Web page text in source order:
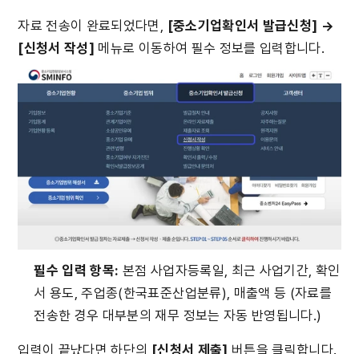
자료 전송이 완료되었다면, [중소기업확인서 발급신청] →
[신청서 작성] 메뉴로 이동하여 필수 정보를 입력합니다.
필수 입력 항목: 본점 사업자등록일, 최근 사업기간, 확인
서 용도, 주업종(한국표준산업분류), 매출액 등 (자료를
전송한 경우 대부분의 재무 정보는 자동 반영됩니다.)
입력이 끝났다면 하단의 [신청서 제출] 버튼을 클릭합니다.